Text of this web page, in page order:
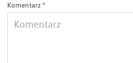
Komentarz *